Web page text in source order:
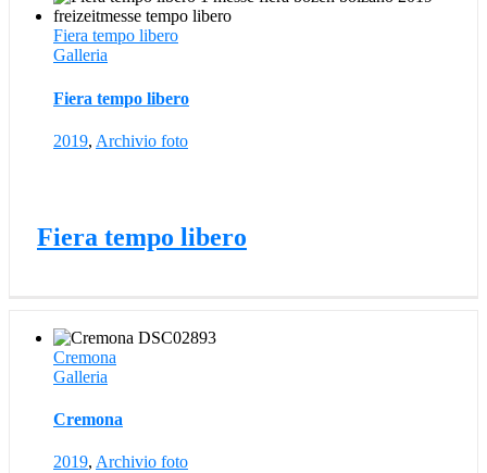
Fiera tempo libero
Galleria
Fiera tempo libero
2019, Archivio foto
Fiera tempo libero
Cremona
Galleria
Cremona
2019, Archivio foto